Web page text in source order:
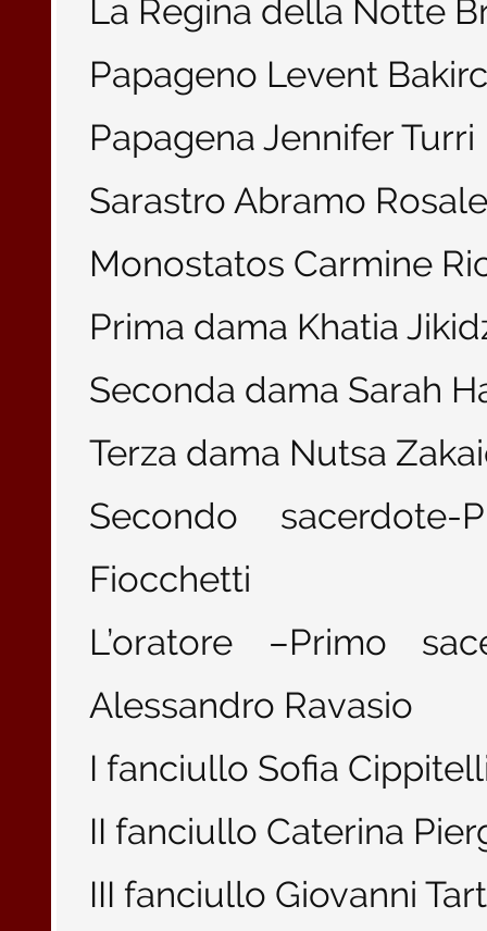
La Regina della Notte
Papageno Levent
Papagena Jennifer Turri
Sarastro Abramo
Monostatos Carmine
Prima dama Khatia
Seconda dama Sarah
Terza dama Nutsa
Secondo sacerdote-
Fiocchetti
L’oratore –Primo
Alessandro Ravasio
I fanciullo Sofia
II fanciullo Caterina
III fanciullo Giovanni